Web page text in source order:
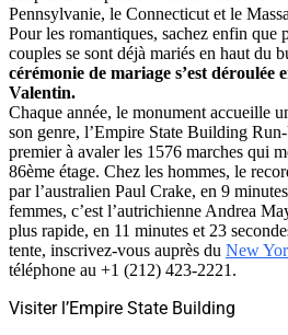
Pennsylvanie, le Connecticut et le
Pour les romantiques, sachez enfin que
couples se sont déjà mariés en haut du
cérémonie de mariage s’est déroulée
Valentin.
Chaque année, le monument accueille
son genre, l’Empire State Building
premier à avaler les 1576 marches qui
86ème étage. Chez les hommes, le
par l’australien Paul Crake, en 9
femmes, c’est l’autrichienne Andrea
plus rapide, en 11 minutes et 23
tente, inscrivez-vous auprès du New
téléphone au +1 (212) 423-2221.
Visiter l’Empire State Building